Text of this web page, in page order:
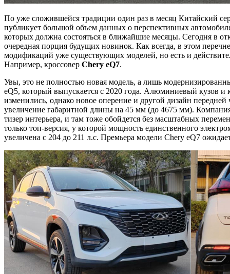
По уже сложившейся традиции один раз в месяц Китайский
публикует большой объем данных о перспективных
которых должна состояться в ближайшие месяцы. Сегодня в
очередная порция будущих новинок. Как всегда, в этом
модификаций уже существующих моделей, но есть и
Например, кроссовер Chery eQ7.
Увы, это не полностью новая модель, а лишь
eQ5, который выпускается с 2020 года. Алюминиевый кузов и
изменились, однако новое оперение и другой дизайн передней
увеличение габаритной длины на 45 мм (до 4675 мм).
тизер интерьера, и там тоже обойдется без масштабных
только топ-версия, у которой мощность единственного
увеличена с 204 до 211 л.с. Премьера модели Chery eQ7